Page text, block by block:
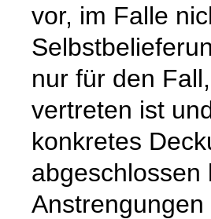
vor, im Falle
nur für den
vertreten ist
konkretes
abgeschlossen